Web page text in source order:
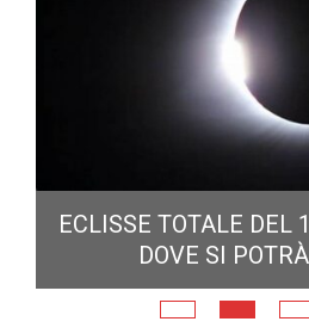
ECLISSE TOTALE DEL
DOVE SI